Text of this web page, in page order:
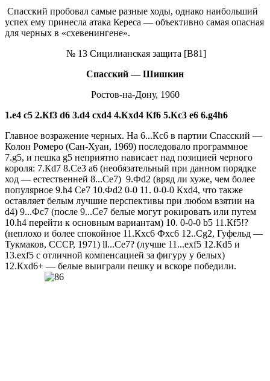
Спасский пробовал са­мые разные ходы, однако наи­больший
успех ему принесла атака Кереса — объективно са­мая опасная
для черных в «схевенингене».
№ 13 Сицилианская защита [В81]
Спасский — Шишкин
Ростов-на-Дону, 1960
1.е4 с5 2.Кf3 d6 3.d4 cxd4 4.Кхd4 Кf6 5.Кc3 e6 6.g4h6
Главное возражение черных. На 6...Кc6 в партии Спасский —
Колон Ромеро (Сан-Хуан, 1969) последовало программное
7.g5, и пешка g5 неприятно нависает над позицией черного
короля: 7.Кd7 8.Сe3 а6 (необязатель­ный при данном порядке
ход — естественней 8...Сe7) 9.Фd2 (вряд ли хуже, чем более
популярное 9.h4 Се7 10.Фd2 0-0 11. 0-0-0 Кxd4, что также
остав­ляет белым лучшие перспек­тивы при любом взятии на
d4) 9...Фс7 (после 9...Сe7 белые мо­гут рокировать или путем
10.h4 перейти к основным вариантам) 10. 0-0-0 b5 11.Кf5!?
(неплохо и более спокойное 11.Кхс6 Фхс6 12..Сg2, Гуфельд —
Тукмаков, СССР, 1971) ll...Сe7? (лучше 11...exf5 12.Кd5 и
13.exf5 с отличной компенсацией за фигу­ру у белых)
12.Кxd6+ — белые выиграли пешку и вскоре побе­дили.